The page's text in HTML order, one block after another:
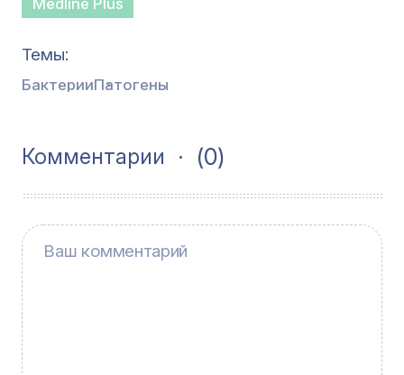
Medline Plus
Темы
БактерииПатогены
Комментарии (0)